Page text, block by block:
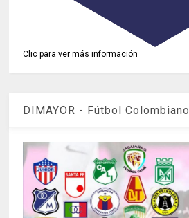
Clic para ver más información
DIMAYOR - Fútbol Colombiano